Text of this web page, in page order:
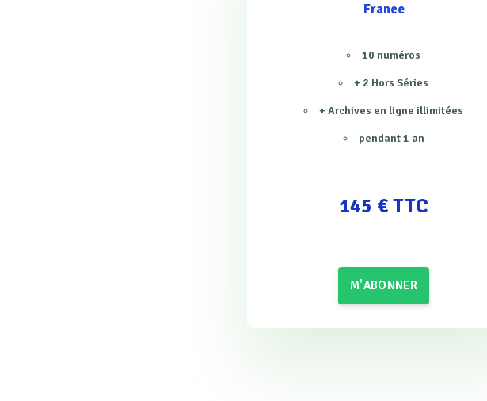
France
10 numéros
+ 2 Hors Séries
+ Archives en ligne illimitées
pendant 1 an
145 € TTC
M'ABONNER